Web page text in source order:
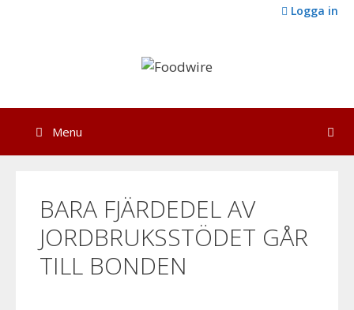
Logga in
Menu
BARA FJÄRDEDEL AV
JORDBRUKSSTÖDET GÅR
TILL BONDEN